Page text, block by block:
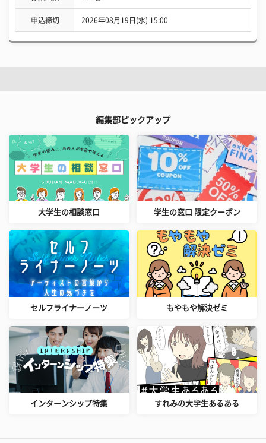
申込締切 2026年08月19日(水) 15:00
編集部ピックアップ
大学生の相談窓口 学生の窓口 限定クーポン
セルフライナーノーツ もやもや解決ゼミ
インターンシップ特集 すれみの大学生あるある